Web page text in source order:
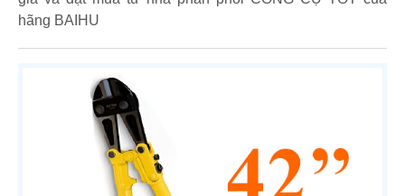
hãng BAIHU